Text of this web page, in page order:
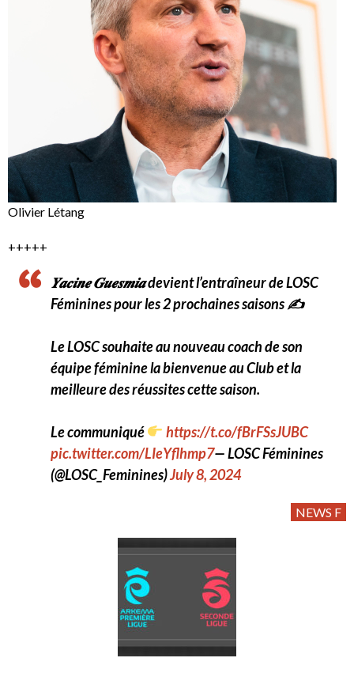
Olivier Létang
+++++
𝒀𝒂𝒄𝒊𝒏𝒆 𝑮𝒖𝒆𝒔𝒎𝒊𝒂 devient l’entraîneur de LOSC
Féminines pour les 2 prochaines saisons ✍️
Le LOSC souhaite au nouveau coach de son
équipe féminine la bienvenue au Club et la
meilleure des réussites cette saison.
Le communiqué
https://t.co/fBrFSsJUBC
pic.twitter.com/LIeYflhmp7— LOSC Féminines
(@LOSC_Feminines)July 8, 2024
NEWS F